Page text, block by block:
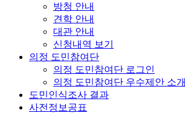
방청 안내
견학 안내
대관 안내
신청내역 보기
의정 도민참여단
의정 도민참여단 로그인
의정 도민참여단 우수제안 소개
도민인식조사 결과
사전정보공표